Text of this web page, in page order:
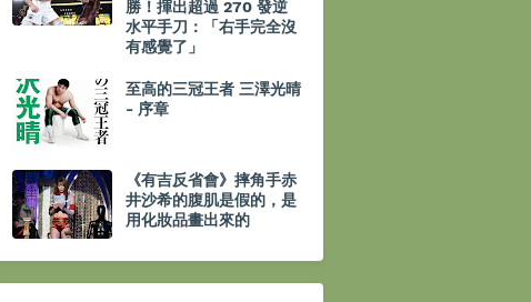
勝！揮出超過 270 發逆
水平手刀：「右手完全沒
有感覺了」
至高的三冠王者 三澤光晴
- 序章
《有吉反省會》摔角手赤
井沙希的腹肌是假的，是
用化妝品畫出來的